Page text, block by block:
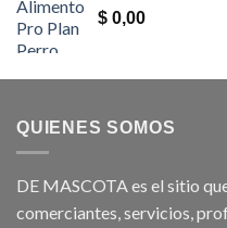
$ 0,00
QUIENES SOMOS
DE MASCOTA es el sitio
comerciantes, servicios,